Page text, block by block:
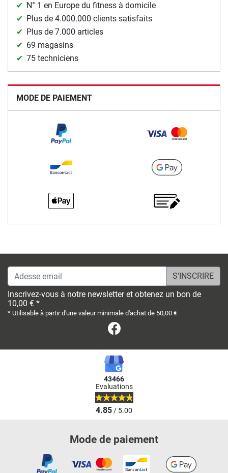
N° 1 en Europe du fitness à domicile
Plus de 4.000.000 clients satisfaits
Plus de 7.000 articles
69 magasins
75 techniciens
MODE DE PAIEMENT
Adesse email
Inscrivez-vous à notre newsletter et obtenez un bon de
10,00 € *
* Utilisable à partir d'une valeur minimale d'achat de 50,00 €
43466
Evaluations
4.85/ 5.00
Mode de paiement